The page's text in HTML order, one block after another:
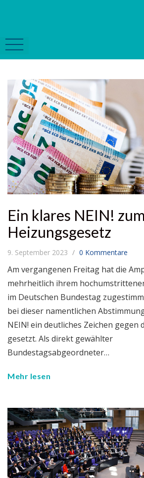
Ein klares NEIN! zum
Heizungsgesetz
9. September 2023 0 Kommentare
Am vergangenen Freitag hat die
mehrheitlich ihrem
im Deutschen Bundestag
bei dieser namentlichen
NEIN! ein deutliches Zeichen gegen
gesetzt. Als direkt gewählter
Bundestagsabgeordneter…
Mehr lesen